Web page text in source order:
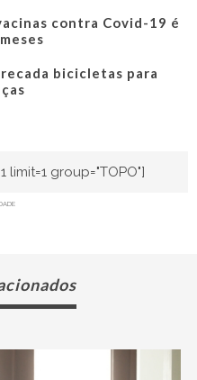
contra Covid-19 é
bicicletas para
group="TOPO"]